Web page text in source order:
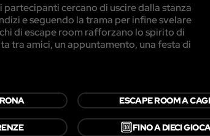
cercano di uscire dalla stanza
e seguendo la trama per infine svelare
di escape room rafforzano lo spirito di
tra amici, un appuntamento, una festa di
ESCAPE ROOM A
🔟FINO A DIECI